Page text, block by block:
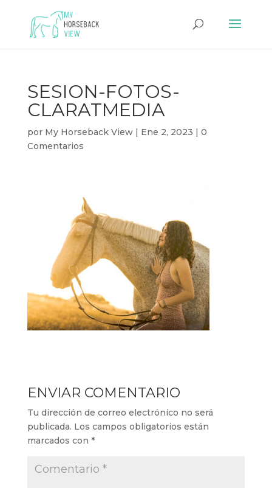
SESION-FOTOS-
CLARATMEDIA
por My Horseback View| Ene 2, 2023 | 0
Comentarios
ENVIAR COMENTARIO
Tu dirección de correo electrónico no será
publicada. Los campos obligatorios están
marcados con *